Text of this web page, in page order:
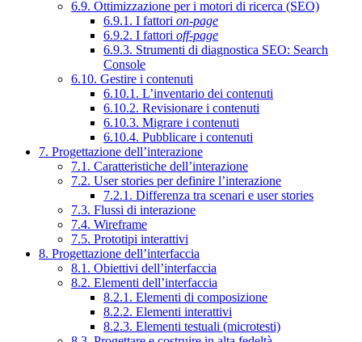
6.9. Ottimizzazione per i motori di ricerca (SEO)
6.9.1. I fattori on-page
6.9.2. I fattori off-page
6.9.3. Strumenti di diagnostica SEO: Search
Console
6.10. Gestire i contenuti
6.10.1. L’inventario dei contenuti
6.10.2. Revisionare i contenuti
6.10.3. Migrare i contenuti
6.10.4. Pubblicare i contenuti
7. Progettazione dell’interazione
7.1. Caratteristiche dell’interazione
7.2. User stories per definire l’interazione
7.2.1. Differenza tra scenari e user stories
7.3. Flussi di interazione
7.4. Wireframe
7.5. Prototipi interattivi
8. Progettazione dell’interfaccia
8.1. Obiettivi dell’interfaccia
8.2. Elementi dell’interfaccia
8.2.1. Elementi di composizione
8.2.2. Elementi interattivi
8.2.3. Elementi testuali (microtesti)